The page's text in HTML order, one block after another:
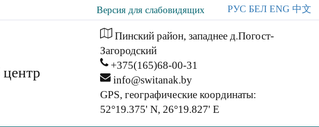
Версия для слабовидящих РУС БЕЛ ENG 中文
Пинский район, западнее д.Погост-
Загородский
+375(165)68-00-31
info@switanak.by
GPS, географические координаты:
52°19.375' N, 26°19.827' E